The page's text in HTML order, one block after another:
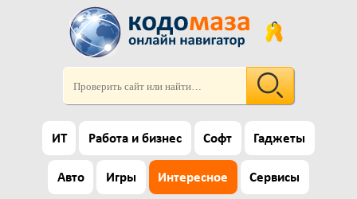
ИТ Работа и бизнес Софт Гаджеты
Авто Игры Интересное Сервисы